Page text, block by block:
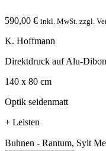
590,00 € inkl. MwSt. zzgl.
K. Hoffmann
Direktdruck auf Alu-
140 x 80 cm
Optik seidenmatt
+ Leisten
Buhnen - Rantum, Sylt